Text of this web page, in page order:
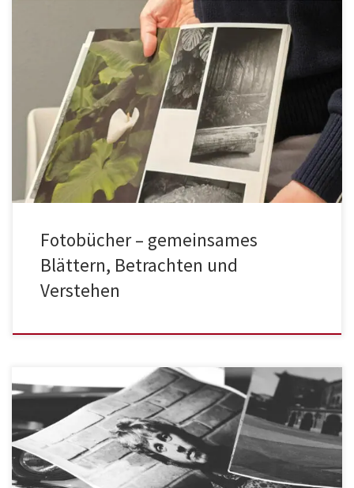
Fotobücher – gemeinsames
Blättern, Betrachten und
Verstehen